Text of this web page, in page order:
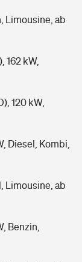
Limousine, ab
162 kW,
120 kW,
Diesel, Kombi,
Limousine, ab
Benzin,